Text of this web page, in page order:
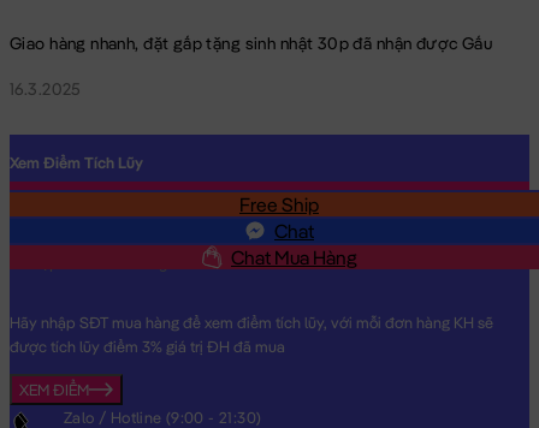
Giao hàng nhanh, đặt gấp tặng sinh nhật 30p đã nhận được Gấu
16.3.2025
Free Ship
Chat
Chat Mua Hàng
Xem Điểm Tích Lũy
Hãy nhập SĐT mua hàng để xem điểm tích lũy, với mỗi đơn hàng KH sẽ
được tích lũy điểm 3% giá trị ĐH đã mua
XEM ĐIỂM
Zalo / Hotline (9:00 - 21:30)